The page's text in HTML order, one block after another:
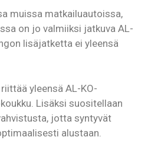
muissa matkailuautoissa,
on jo valmiiksi jatkuva AL-
lisäjatketta ei yleensä
yleensä AL-KO-
Lisäksi suositellaan
jotta syntyvät
alustaan.